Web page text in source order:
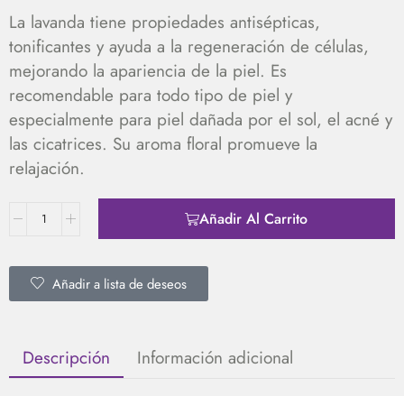
La lavanda tiene propiedades antisépticas,
tonificantes y ayuda a la regeneración de células,
mejorando la apariencia de la piel. Es
recomendable para todo tipo de piel y
especialmente para piel dañada por el sol, el acné y
las cicatrices. Su aroma floral promueve la
relajación.
Añadir Al Carrito
Añadir a lista de deseos
Descripción Información adicional